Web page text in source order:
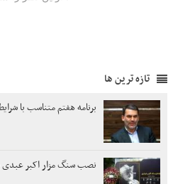
تازه ترین ها
برنامه هفتم متناسب با
نصب سنگ مزار اکبر عبدی